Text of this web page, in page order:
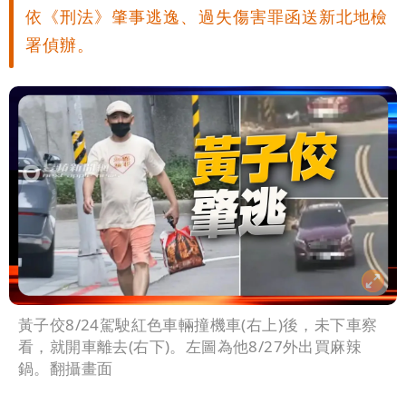
依《刑法》肇事逃逸、過失傷害罪函送新北地檢
署偵辦。
黃子佼8/24駕駛紅色車輛撞機車(右上)後，未下車察
看，就開車離去(右下)。左圖為他8/27外出買麻辣
鍋。翻攝畫面